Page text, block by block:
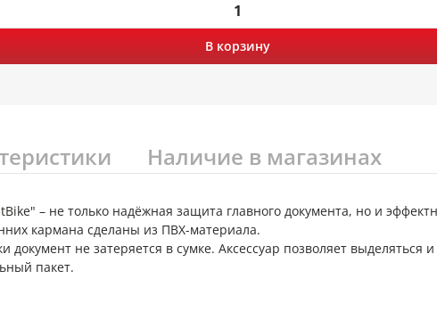
В корзину
Наличие в магазинах
– не только надёжная защита главного документа, но и
кармана сделаны из ПВХ-материала.
документ не затеряется в сумке. Аксессуар позволяет
пакет.